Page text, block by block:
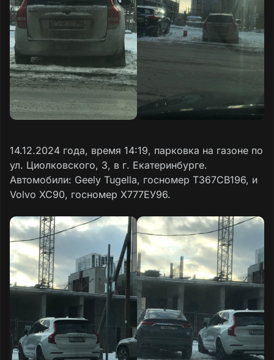
14.12.2024 года, время 14:19, парковка на газоне по
ул. Циолковского, 3, в г. Екатеринбурге.
Автомобили: Geely Tugella, госномер Т367СВ196, и
Volvo XC90, госномер Х777ЕУ96.